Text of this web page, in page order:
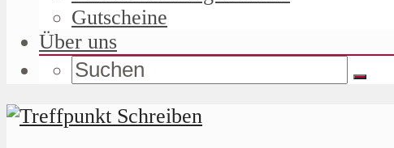
Gutscheine
Über uns